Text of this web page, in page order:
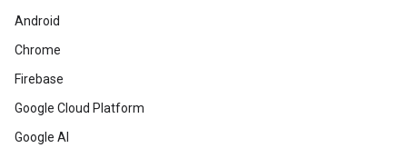
Android
Chrome
Firebase
Google Cloud Platform
Google AI